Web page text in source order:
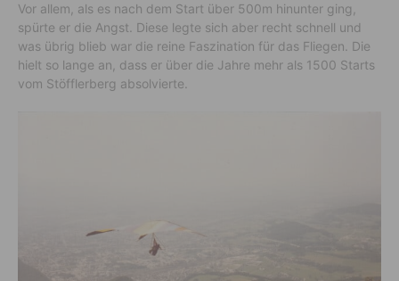
Vor allem, als es nach dem Start über 500m hinunter ging,
spürte er die Angst. Diese legte sich aber recht schnell und
was übrig blieb war die reine Faszination für das Fliegen. Die
hielt so lange an, dass er über die Jahre mehr als 1500 Starts
vom Stöfflerberg absolvierte.